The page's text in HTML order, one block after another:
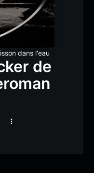
dans l'eau
de